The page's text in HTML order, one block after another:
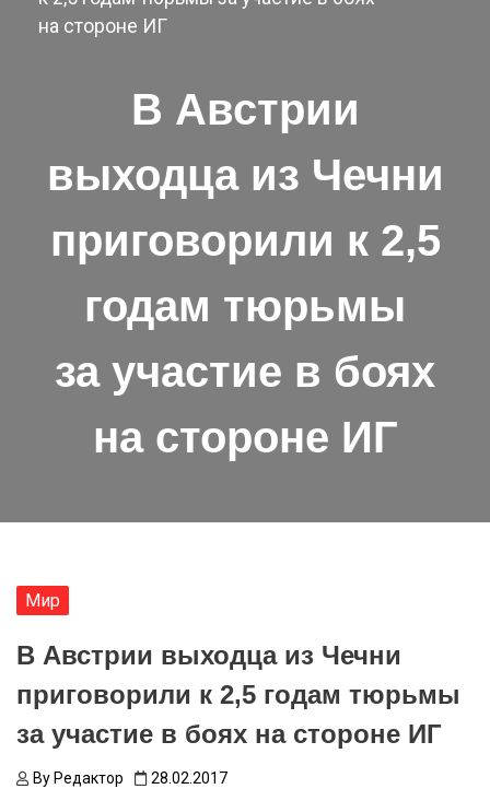
на стороне ИГ
В Австрии
выходца из Чечни
приговорили к 2,5
годам тюрьмы
за участие в боях
на стороне ИГ
Мир
В Австрии выходца из Чечни
приговорили к 2,5 годам тюрьмы
за участие в боях на стороне ИГ
By Редактор 28.02.2017